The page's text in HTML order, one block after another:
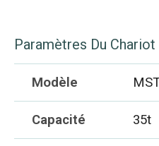
Paramètres Du
Modèle
Capacité
35t